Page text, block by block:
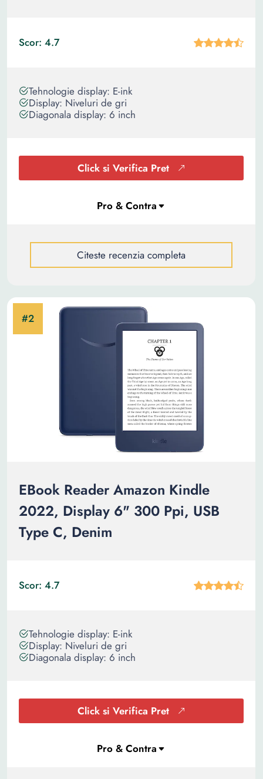
Scor: 4.7
Tehnologie display: E-ink
Display: Niveluri de gri
Diagonala display: 6 inch
Click si Verifica Pret
Citeste recenzia completa
EBook Reader Amazon Kindle
2022, Display 6" 300 Ppi, USB
Type C, Denim
Scor: 4.7
Tehnologie display: E-ink
Display: Niveluri de gri
Diagonala display: 6 inch
Click si Verifica Pret